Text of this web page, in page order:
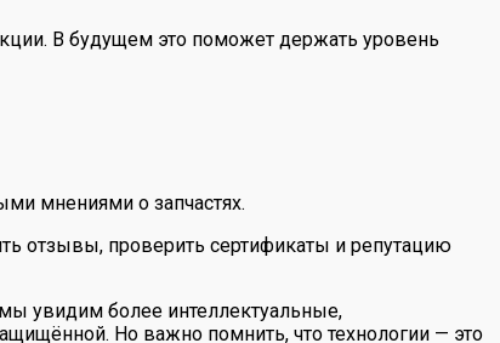
В будущем это поможет держать уровень
мнениями о запчастях.
отзывы, проверить сертификаты и репутацию
увидим более интеллектуальные,
Но важно помнить, что технологии — это